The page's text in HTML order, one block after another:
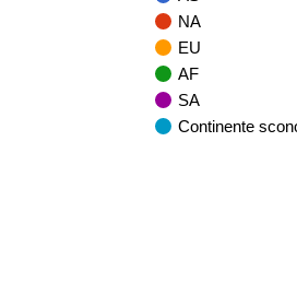
NA
EU
AF
SA
Continente